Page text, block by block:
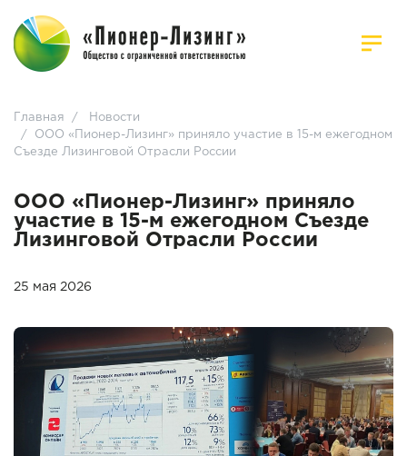
Главная /
Новости
/
ООО «Пионер-Лизинг» приняло участие в 15-м ежегодном
Съезде Лизинговой Отрасли России
ООО «Пионер-Лизинг» приняло
участие в 15-м ежегодном Съезде
Лизинговой Отрасли России
25 мая 2026